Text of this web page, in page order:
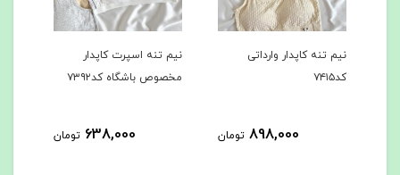
نیم تنه کاپدار وارداتی
898,000 تومان
نیم تنه اسپرت کاپدار
مخصوص باشگاه کد۷۳۹۲
638,000 تومان